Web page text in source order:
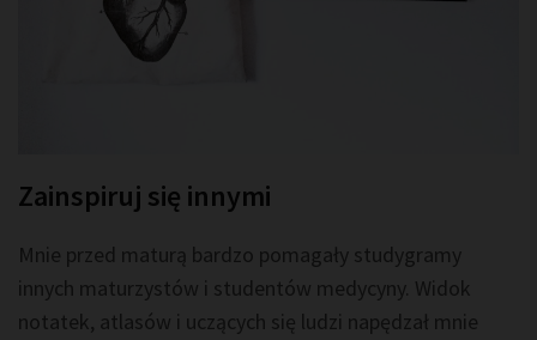
Zainspiruj się innymi
Mnie przed maturą bardzo pomagały studygramy
innych maturzystów i studentów medycyny. Widok
notatek, atlasów i uczących się ludzi napędzał mnie